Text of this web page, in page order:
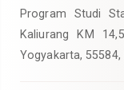
Program Studi
Kaliurang KM
Yogyakarta, 55584,